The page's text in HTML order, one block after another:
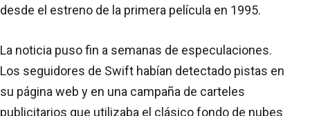
desde el estreno de la primera película en 1995.
La noticia puso fin a semanas de especulaciones.
Los seguidores de Swift habían detectado pistas en
su página web y en una campaña de carteles
publicitarios que utilizaba el clásico fondo de nubes